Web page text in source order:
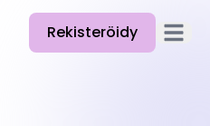
Rekisteröidy Avaa